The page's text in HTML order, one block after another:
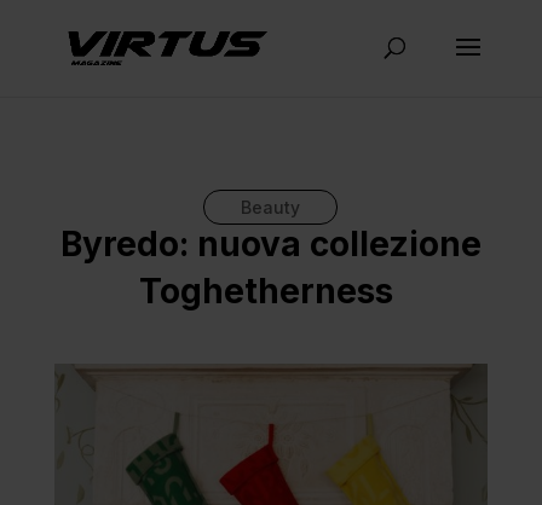
Beauty
Byredo: nuova collezione
Toghetherness